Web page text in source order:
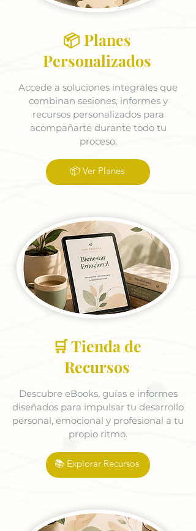
📦 Planes
Personalizados
Accede a soluciones integrales que
combinan sesiones, informes y
recursos personalizados para
acompañarte durante todo tu
proceso.
📦 Ver Planes
🛒 Tienda de
Recursos
Descubre eBooks, guías e informes
diseñados para impulsar tu desarrollo
personal, emocional y profesional a tu
propio ritmo.
📚 Explorar Recursos